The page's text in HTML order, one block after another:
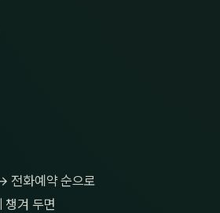
전화예약 순으로
챙겨 두면